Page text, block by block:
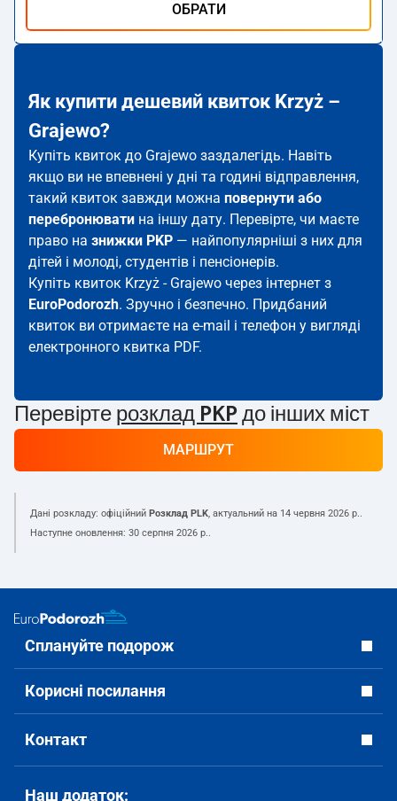
ОБРАТИ
Як купити дешевий квиток Krzyż –
Grajewo?
Купіть квиток до Grajewo заздалегідь. Навіть
якщо ви не впевнені у дні та годині відправлення,
такий квиток завжди можна повернути або
перебронювати на іншу дату. Перевірте, чи маєте
право на знижки PKP — найпопулярніші з них для
дітей і молоді, студентів і пенсіонерів.
Купіть квиток Krzyż - Grajewo через інтернет з
EuroPodorozh. Зручно і безпечно. Придбаний
квиток ви отримаєте на e-mail і телефон у вигляді
електронного квитка PDF.
Перевірте розклад PKP до інших міст
МАРШРУТ
Дані розкладу: офіційний Розклад PLK, актуальний на 14 червня 2026 р..
Наступне оновлення: 30 серпня 2026 р..
Сплануйте подорож
Корисні посилання
Контакт
Наш додаток: